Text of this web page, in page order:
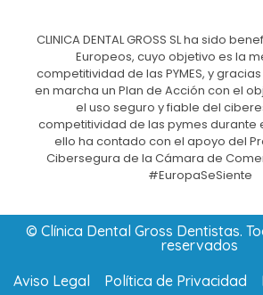
CLINICA DENTAL GROSS SL ha sido
Europeos, cuyo objetivo es la
competitividad de las PYMES, y
en marcha un Plan de Acción con el
el uso seguro y fiable del
competitividad de las pymes durante
ello ha contado con el apoyo del
Cibersegura de la Cámara de
#EuropaSeSiente
© Clínica Dental Gross Dentistas.
reservados
Aviso Legal
Política de Privacidad